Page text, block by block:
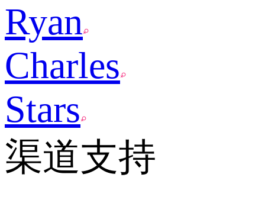
Ryan
Charles
Stars
渠道支持